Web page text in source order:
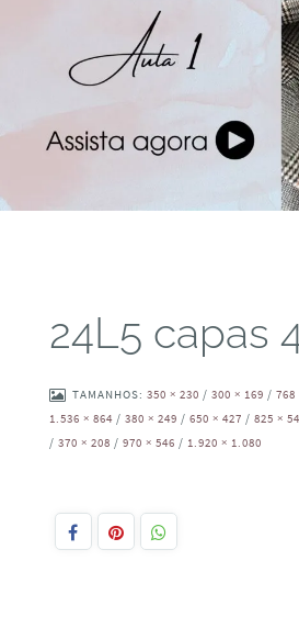
24L5 capas
TAMANHOS: 350 × 230 / 300 × 169 / 768
1.536 × 864 / 380 × 249 / 650 × 427 / 825 ×
/ 370 × 208 / 970 × 546 / 1.920 × 1.080